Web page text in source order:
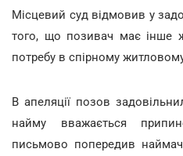
Місцевий суд відмовив у
того, що позивач має інше
потребу в спірному
В апеляції позов
найму вважається
письмово попередив